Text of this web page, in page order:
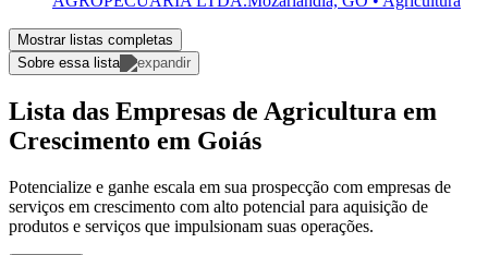
Mostrar listas completas
Sobre essa lista
Lista das Empresas de Agricultura em
Crescimento em Goiás
Potencialize e ganhe escala em sua prospecção com empresas de
serviços em crescimento com alto potencial para aquisição de
produtos e serviços que impulsionam suas operações.